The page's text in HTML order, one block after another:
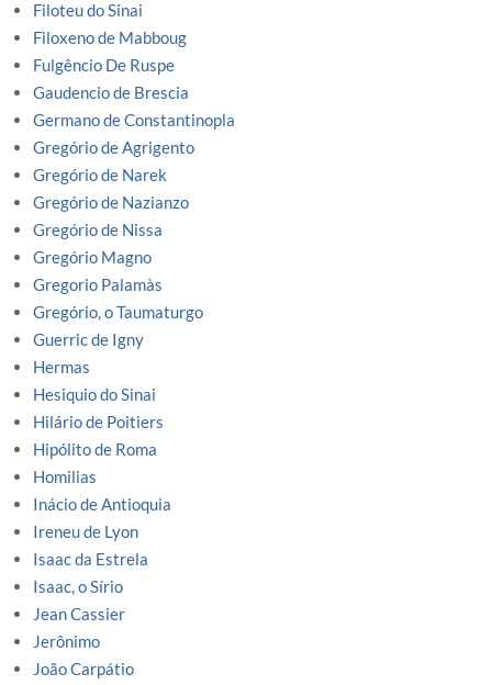
Filoteu do Sinai
Filoxeno de Mabboug
Fulgêncio De Ruspe
Gaudencio de Brescia
Germano de Constantinopla
Gregório de Agrigento
Gregório de Narek
Gregório de Nazianzo
Gregório de Nissa
Gregório Magno
Gregorio Palamàs
Gregório, o Taumaturgo
Guerric de Igny
Hermas
Hesiquio do Sinai
Hilário de Poitiers
Hipólito de Roma
Homilias
Inácio de Antioquia
Ireneu de Lyon
Isaac da Estrela
Isaac, o Sírio
Jean Cassier
Jerônimo
João Carpátio